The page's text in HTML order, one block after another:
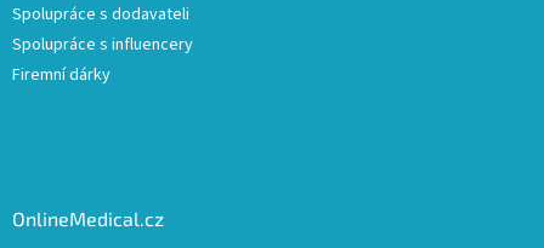
Spolupráce s dodavateli
Spolupráce s influencery
Firemní dárky
OnlineMedical.cz